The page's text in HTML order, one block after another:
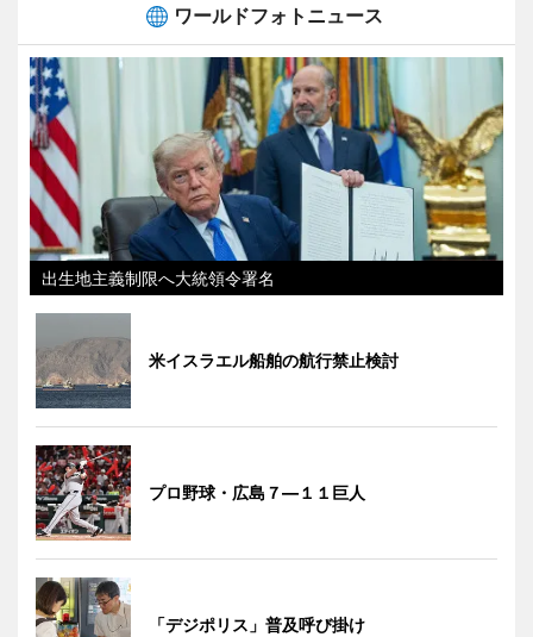
ワールドフォトニュース
出生地主義制限へ大統領令署名
米イスラエル船舶の航行禁止検討
プロ野球・広島７―１１巨人
「デジポリス」普及呼び掛け